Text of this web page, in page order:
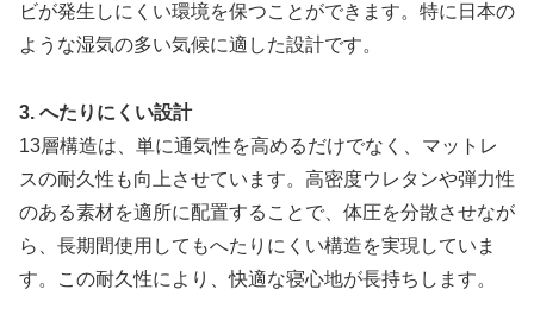
ビが発生しにくい環境を保つことができます。特に日本の
ような湿気の多い気候に適した設計です。
3. へたりにくい設計
13層構造は、単に通気性を高めるだけでなく、マットレ
スの耐久性も向上させています。高密度ウレタンや弾力性
のある素材を適所に配置することで、体圧を分散させなが
ら、長期間使用してもへたりにくい構造を実現していま
す。この耐久性により、快適な寝心地が長持ちします。